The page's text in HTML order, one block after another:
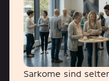
Sarkome sind